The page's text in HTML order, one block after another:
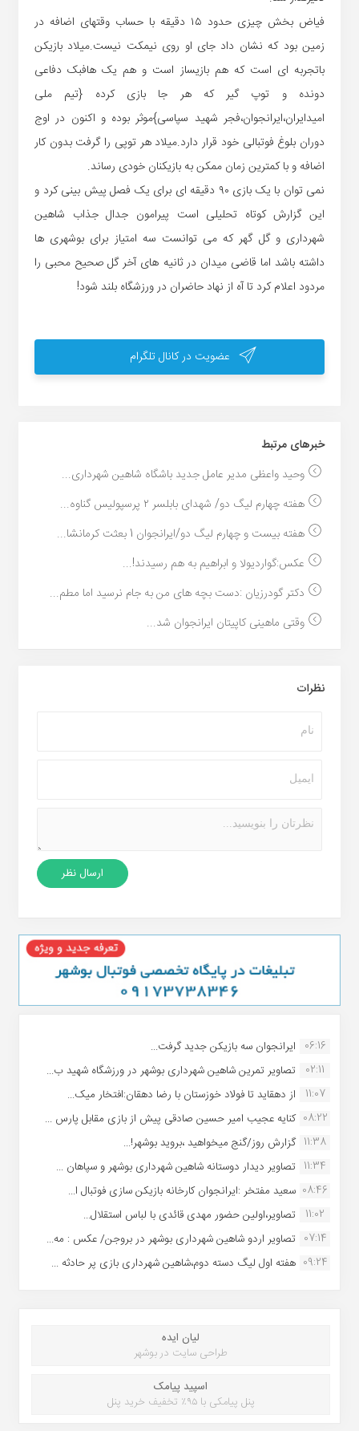
فیاض بخش چیزی حدود ۱۵ دقیقه با حساب وقتهای اضافه در
زمین بود که نشان داد جای او روی نیمکت نیست.میلاد بازیکن
باتجربه ای است که هم بازیساز است و هم یک هافبک دفاعی
دونده و توپ گیر که هر جا بازی کرده {تیم ملی
امیدایران،ایرانجوان،فجر شهید سپاسی}موثر بوده و اکنون در اوج
دوران بلوغ فوتبالی خود قرار دارد.میلاد هر توپی را گرفت بدون کار
اضافه و با کمترین زمان ممکن به بازیکنان خودی رساند.
نمی توان با یک بازی ۹۰ دقیقه ای برای یک فصل پیش بینی کرد و
این گزارش کوتاه تحلیلی است پیرامون جدال جذاب شاهین
شهرداری و گل گهر که می توانست سه امتیاز برای بوشهری ها
داشته باشد اما قاضی میدان در ثانیه های آخر گل صحیح محبی را
مردود اعلام کرد تا آه از نهاد حاضران در ورزشگاه بلند شود!
عضویت در کانال تلگرام
خبر‌های مرتبط
وحید واعظی مدیر عامل جدید باشگاه شاهین شهرداری...
هفته چهارم لیگ دو/ شهدای بابلسر ۲ پرسپولیس گناوه...
هفته بیست و چهارم لیگ دو/ایرانجوان 1 بعثت کرمانشا...
عکس:گواردیولا و ابراهیم به هم رسیدند!...
دکتر گودرزیان :دست بچه های من به جام نرسید اما مطم...
وقتی ماهینی کاپیتان ایرانجوان شد...
نظرات
06:16 ایرانجوان سه بازیکن جدید گرفت...
02:11
تصاویر تمرین شاهین شهردارى بوشهر در ورزشگاه شهید ب...
11:07
از دهقاید تا فولاد خوزستان با رضا دهقان:افتخار میک...
08:22 کنایه عجیب امیر حسین صادقی پیش از بازی مقابل پارس ...
11:38 گزارش روز/گنج میخواهید ،بروید بوشهر!...
11:34 تصاویر دیدار دوستانه شاهین شهردارى بوشهر و سپاهان ...
08:46 سعید مفتخر :ایرانجوان کارخانه بازیکن سازی فوتبال ا...
11:02
تصاویر،اولین حضور مهدی قائدی با لباس استقلال...
07:14 تصاویر اردو شاهین شهرداری بوشهر در بروجن/ عکس : مه...
09:24 هفته اول لیگ دسته دوم،شاهین شهرداری بازی پر حادثه ...
لیان ایده
طراحی سایت در بوشهر
اسپید پیامک
پنل پیامکی با ۹۵٪ تخفیف خرید پنل